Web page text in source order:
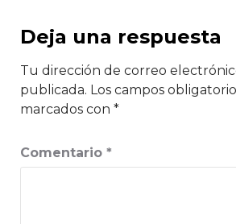
Deja una respuesta
Tu dirección de correo
publicada. Los campos
marcados con *
Comentario *